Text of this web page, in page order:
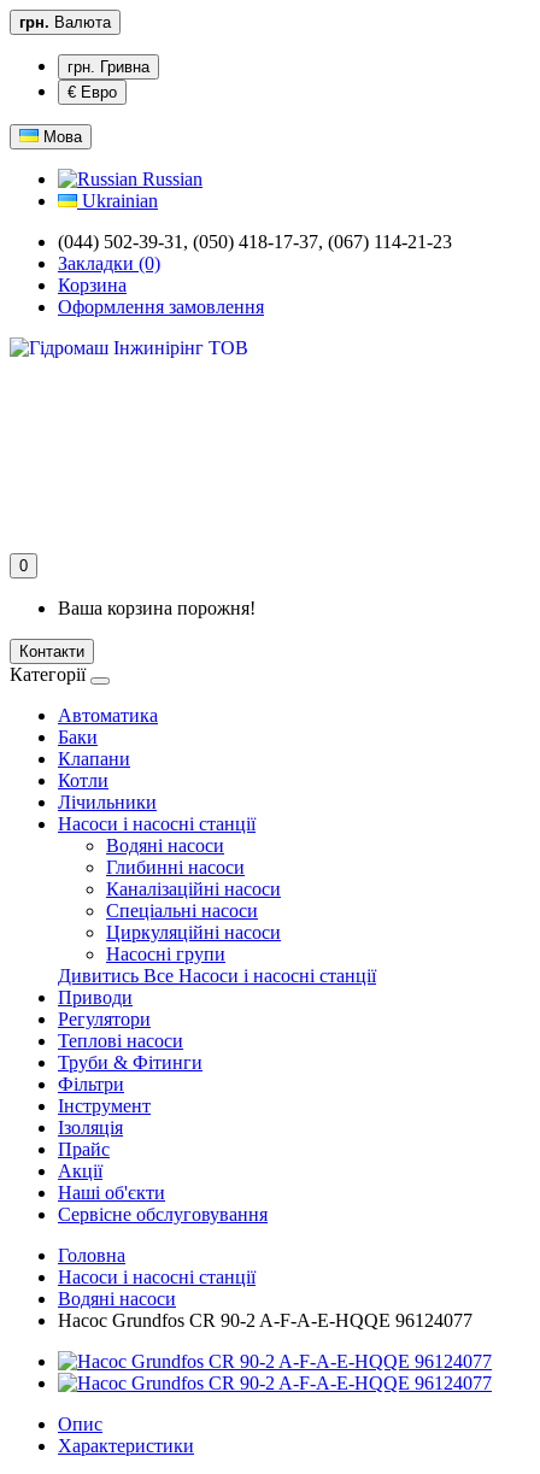
грн. Валюта
грн. Гривна
€ Евро
Мова
Russian
Ukrainian
(044) 502-39-31, (050) 418-17-37, (067) 114-21-23
Закладки (0)
Корзина
Оформлення замовлення
0
Ваша корзина порожня!
Контакти
Категорії
Автоматика
Баки
Клапани
Котли
Лічильники
Насоси і насосні станції
Водяні насоси
Глибинні насоси
Каналізаційні насоси
Спеціальні насоси
Циркуляційні насоси
Насосні групи
Дивитись Все Насоси і насосні станції
Приводи
Регулятори
Теплові насоси
Труби & Фітинги
Фільтри
Інструмент
Ізоляція
Прайс
Акції
Наші об'єкти
Сервісне обслуговування
Головна
Насоси і насосні станції
Водяні насоси
Насос Grundfos CR 90-2 A-F-A-E-HQQE 96124077
Опис
Характеристики